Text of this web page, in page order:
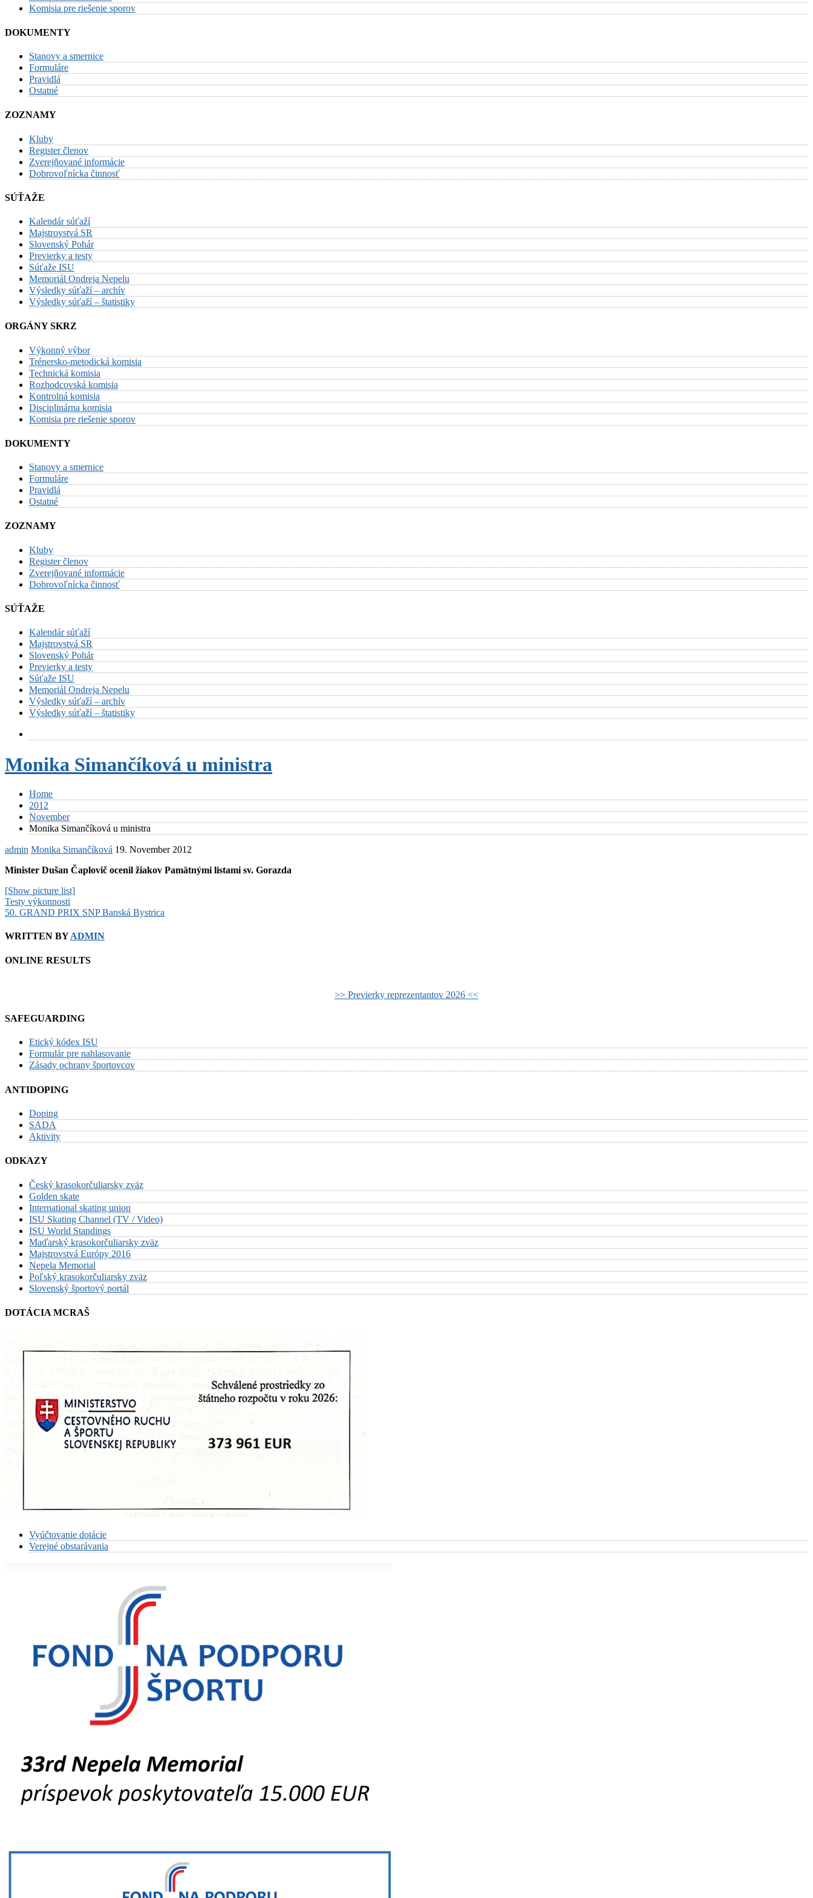
Komisia pre riešenie sporov
DOKUMENTY
Stanovy a smernice
Formuláre
Pravidlá
Ostatné
ZOZNAMY
Kluby
Register členov
Zverejňované informácie
Dobrovoľnícka činnosť
SÚŤAŽE
Kalendár súťaží
Majstrovstvá SR
Slovenský Pohár
Previerky a testy
Súťaže ISU
Memoriál Ondreja Nepelu
Výsledky súťaží – archív
Výsledky súťaží – štatistiky
ORGÁNY SKRZ
Výkonný výbor
Trénersko-metodická komisia
Technická komisia
Rozhodcovská komisia
Kontrolná komisia
Disciplinárna komisia
Komisia pre riešenie sporov
DOKUMENTY
Stanovy a smernice
Formuláre
Pravidlá
Ostatné
ZOZNAMY
Kluby
Register členov
Zverejňované informácie
Dobrovoľnícka činnosť
SÚŤAŽE
Kalendár súťaží
Majstrovstvá SR
Slovenský Pohár
Previerky a testy
Súťaže ISU
Memoriál Ondreja Nepelu
Výsledky súťaží – archív
Výsledky súťaží – štatistiky
Monika Simančíková u ministra
Home
2012
November
Monika Simančíková u ministra
admin Monika Simančíková 19. November 2012
Minister Dušan Čaplovič ocenil žiakov Pamätnými listami sv. Gorazda
[Show picture list]
Post
navigation
Testy výkonnosti
50. GRAND PRIX SNP Banská Bystrica
WRITTEN BYADMIN
ONLINE RESULTS
>> Previerky reprezentantov 2026 <<
SAFEGUARDING
Etický kódex ISU
Formulár pre nahlasovanie
Zásady ochrany športovcov
ANTIDOPING
Doping
SADA
Aktivity
ODKAZY
Český krasokorčuliarsky zväz
Golden skate
International skating union
ISU Skating Channel (TV / Video)
ISU World Standings
Maďarský krasokorčuliarsky zväz
Majstrovstvá Európy 2016
Nepela Memorial
Poľský krasokorčuliarsky zväz
Slovenský športový portál
DOTÁCIA MCRAŠ
Vyúčtovanie dotácie
Verejné obstarávania